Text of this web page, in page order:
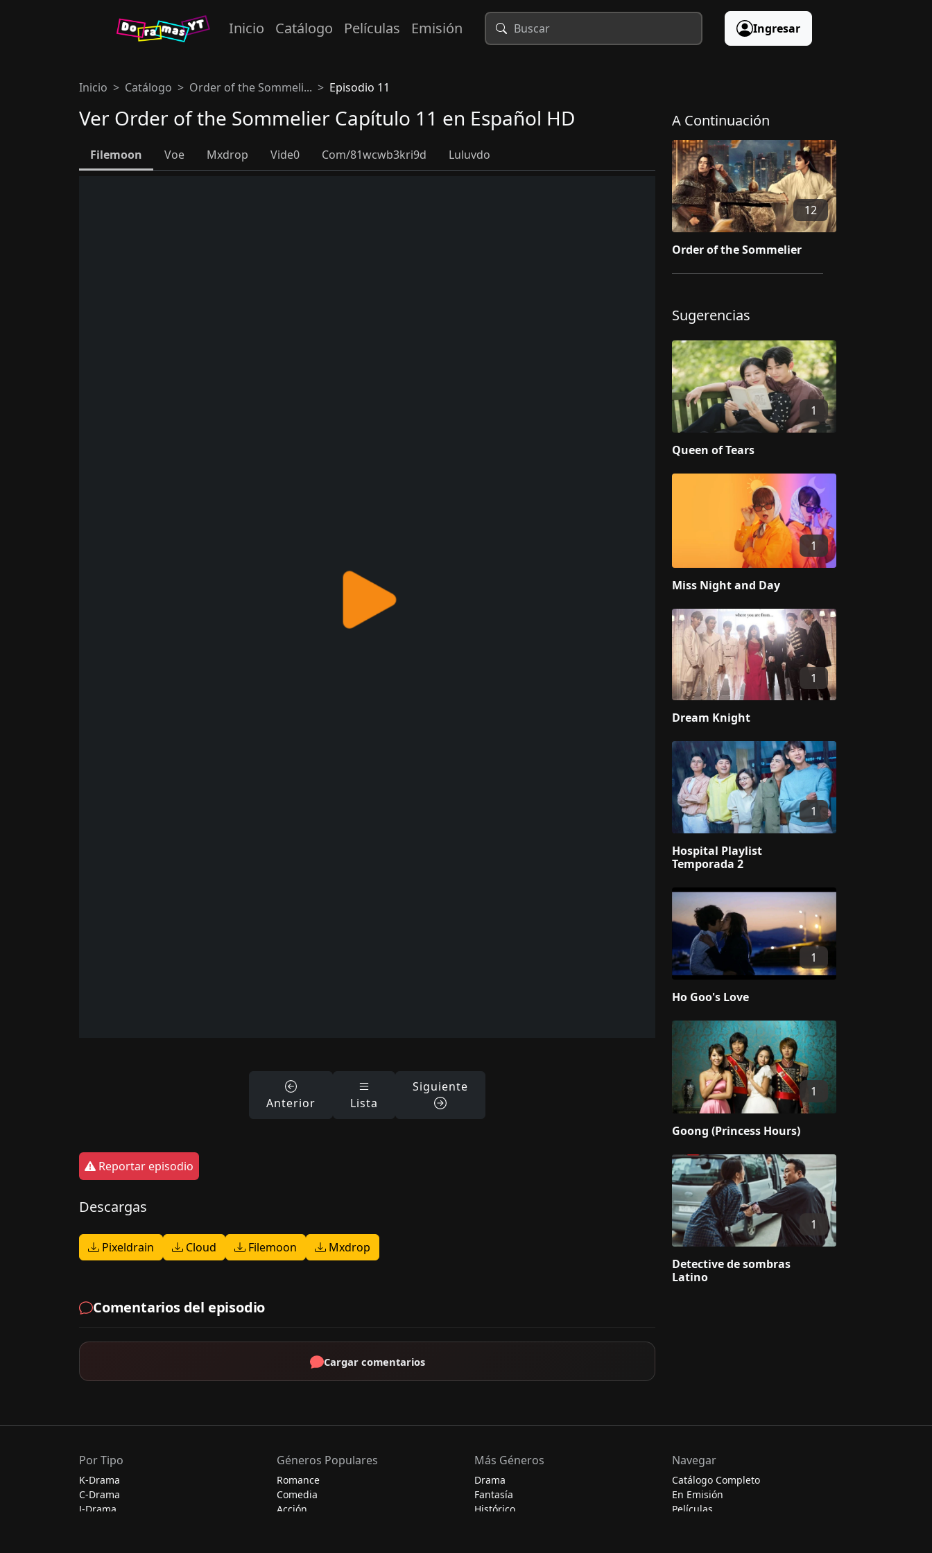
Inicio Catálogo Películas Emisión Ingresar
Inicio Catálogo Order of the Sommeli... Episodio 11
Ver Order of the Sommelier Capítulo 11 en Español HD
Filemoon Voe Mxdrop Vide0 Com/81wcwb3kri9d Luluvdo
Anterior Lista
Siguiente
Reportar episodio
Descargas
Pixeldrain Cloud Filemoon Mxdrop
Comentarios del episodio
Cargar comentarios
A Continuación
12
Order of the Sommelier
Sugerencias
1
Queen of Tears
1
Miss Night and Day
1
Dream Knight
1
Hospital Playlist
Temporada 2
1
Ho Goo's Love
1
Goong (Princess Hours)
1
Detective de sombras
Latino
Por Tipo
K-Drama
C-Drama
J-Drama
Géneros Populares
Romance
Comedia
Acción
Más Géneros
Drama
Fantasía
Histórico
Navegar
Catálogo Completo
En Emisión
Películas